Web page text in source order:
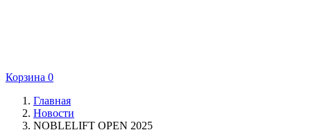
Корзина 0
Главная
Новости
NOBLELIFT OPEN 2025